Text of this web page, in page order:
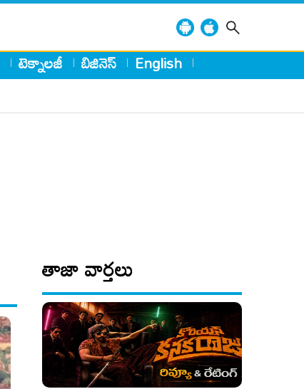
టెక్నాలజీ బిజినెస్ English
తాజా వార్తలు